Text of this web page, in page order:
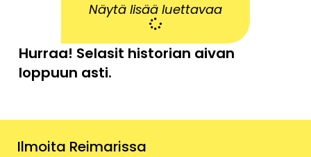
Näytä lisää luettavaa
Hurraa! Selasit historian aivan
loppuun asti.
Ilmoita Reimarissa